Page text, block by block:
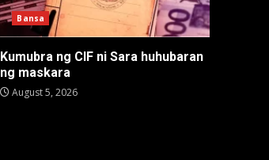
Bansa
Kumubra ng CIF ni Sara huhubaran
ng maskara
August 5, 2026